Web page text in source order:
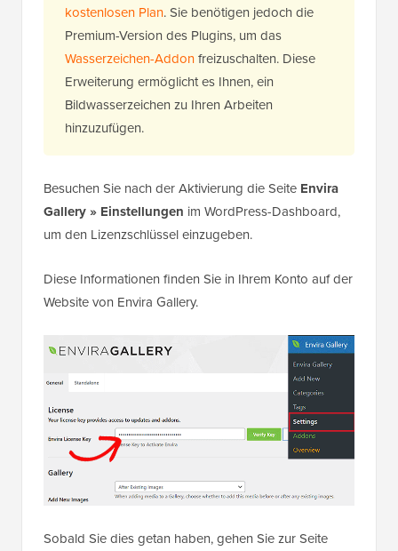
kostenlosen Plan. Sie benötigen jedoch die
Premium-Version des Plugins, um das
Wasserzeichen-Addonfreizuschalten. Diese
Erweiterung ermöglicht es Ihnen, ein
Bildwasserzeichen zu Ihren Arbeiten
hinzuzufügen.
Besuchen Sie nach der Aktivierung die Seite Envira
Gallery » Einstellungen im WordPress-Dashboard,
um den Lizenzschlüssel einzugeben.
Diese Informationen finden Sie in Ihrem Konto auf der
Website von Envira Gallery.
Sobald Sie dies getan haben, gehen Sie zur Seite